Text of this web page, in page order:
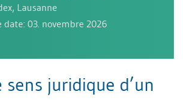
Lausanne
date: 03. novembre 2026
juridique d’un